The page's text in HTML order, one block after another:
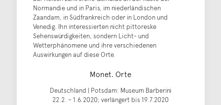
Normandie und in Paris, im niederländischen
Zaandam, in Südfrankreich oder in London und
Venedig. Ihn interessierten nicht pittoreske
Sehenswürdigkeiten, sondern Licht- und
Wetterphänomene und ihre verschiedenen
Auswirkungen auf diese Orte.
Monet. Orte
Deutschland | Potsdam: Museum Barberini
22.2. – 1.6.2020; verlängert bis 19.7.2020